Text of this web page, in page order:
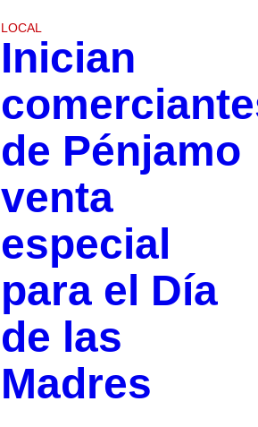
LOCAL
Inician
de Pénjamo
venta
especial
para el Día
de las
Madres